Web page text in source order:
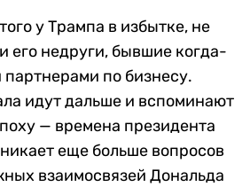
у Трампа в избытке, не
его недруги, бывшие когда-
партнерами по бизнесу.
идут дальше и вспоминают
— времена президента
еще больше вопросов
взаимосвязей Дональда